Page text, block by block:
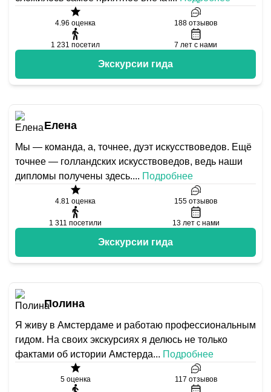
4.96 оценка 188 отзывов
1 231 посетил 7 лет с нами
Экскурсии гида
Елена
Мы — команда, а, точнее, дуэт искусствоведов. Ещё
точнее — голландских искусствоведов, ведь наши
дипломы получены здесь.... Подробнее
4.81 оценка 155 отзывов
1 311 посетили 13 лет с нами
Экскурсии гида
Полина
Я живу в Амстердаме и работаю профессиональным
гидом. На своих экскурсиях я делюсь не только
фактами об истории Амстерда... Подробнее
5оценка 117 отзывов